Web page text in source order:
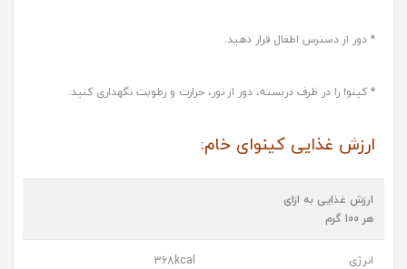
* دور از دسترس اطفال قرار دهید.
* کینوا را در ظرف دربسته، دور از نور، حرارت و رطوبت نگهداری کنید.
ارزش غذایی کینوای خام:
ارزش غذایی به ازای
هر 100 گرم
انرژی 368kcal